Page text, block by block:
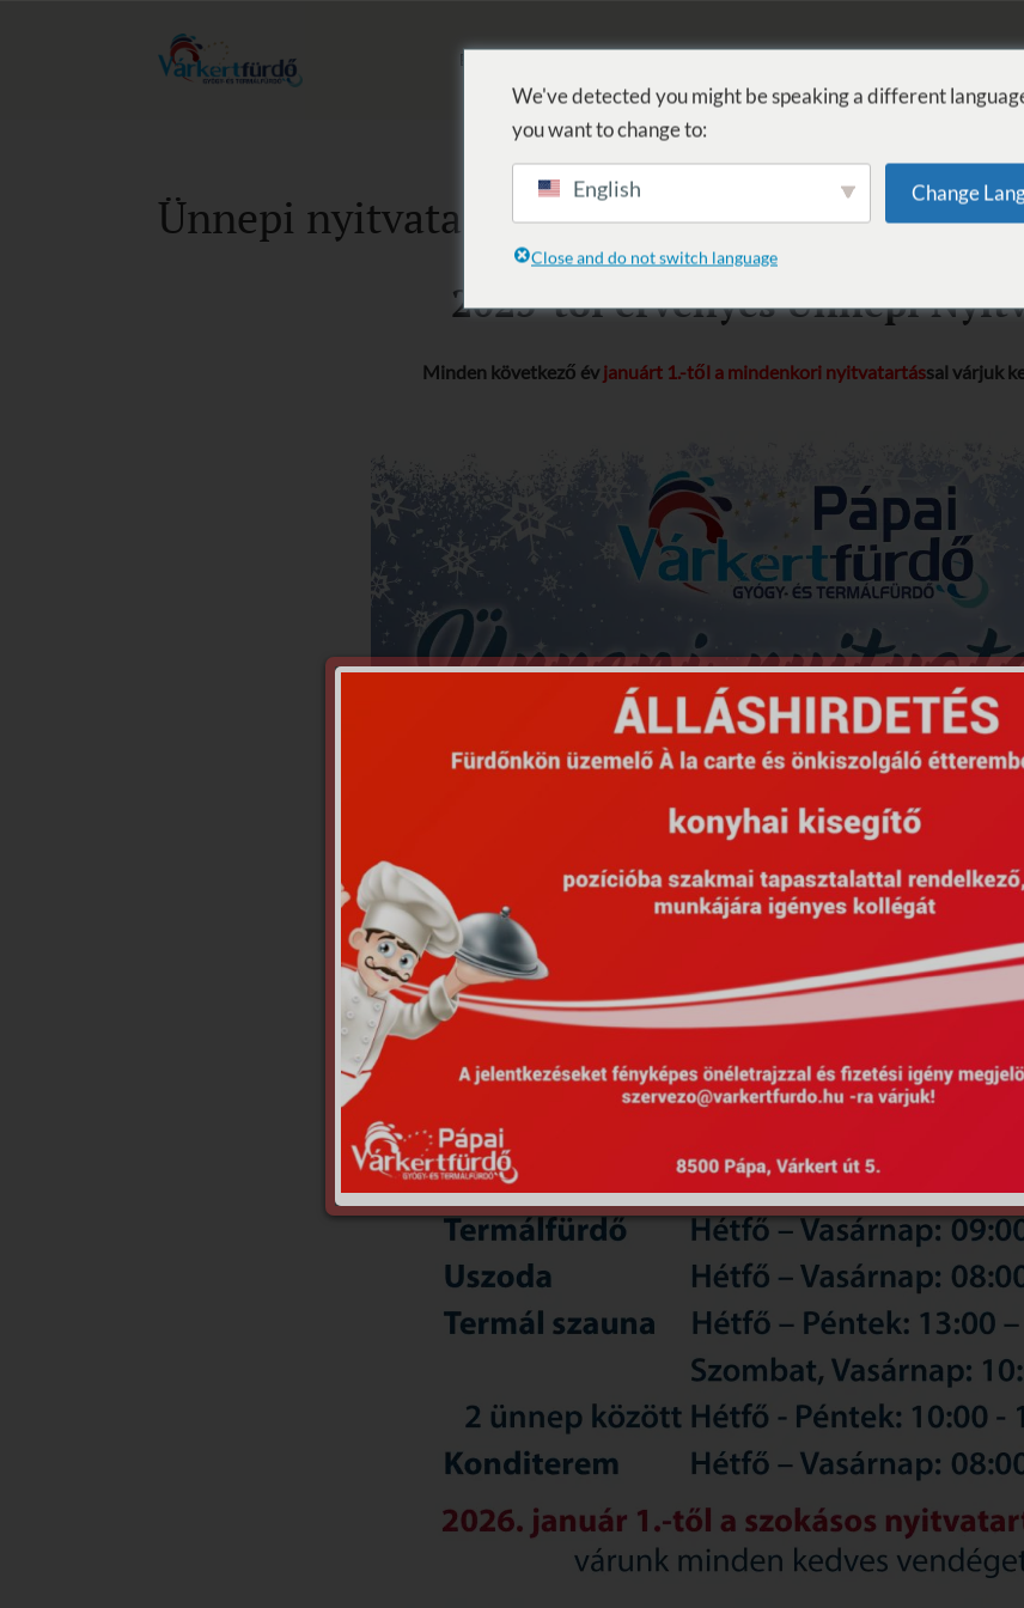
BAD
Ünnepi nyitvatartás
2025-től érvényes Ünnepi
Minden következő év januárt 1.-től a mindenkori nyitvatartással várjuk
We've detected you might be speaking a different
you want to change to:
English Change
Close and do not switch language